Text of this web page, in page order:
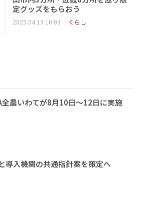
定グッズをもらおう
2025.04.19 10:03 くらし
農いわてが8月10日～12日に実施
導入機関の共通指針案を策定へ